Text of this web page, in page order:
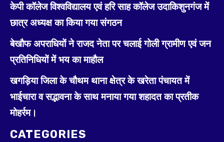
केपी कॉलेज विश्वविद्यालय एवं हरि साह कॉलेज उदाकिशुनगंज में
छात्र अध्यक्ष का किया गया संगठन
बेखौफ अपराधियों ने राजद नेता पर चलाई गोली ग्रामीण एवं जन
प्रतिनिधियों में भय का माहौल
खगड़िया जिला के चौथम थाना क्षेत्र के खरेता पंचायत में
भाईचारा व सद्भावना के साथ मनाया गया शहादत का प्रतीक
मोहर्रम।
CATEGORIES